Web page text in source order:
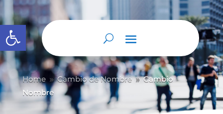
Abrir barra de herramientas
Home 9 Cambio de Nombre 9 Cambio
Nombre